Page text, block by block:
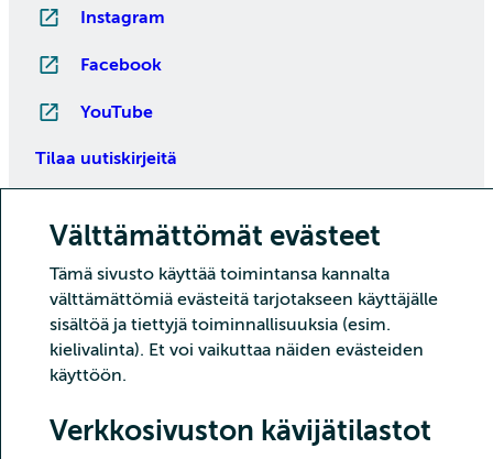
Välttämättömät evästeet
Tämä sivusto käyttää toimintansa kannalta
välttämättömiä evästeitä tarjotakseen käyttäjälle
sisältöä ja tiettyjä toiminnallisuuksia (esim.
kielivalinta). Et voi vaikuttaa näiden evästeiden
käyttöön.
Verkkosivuston kävijätilastot
Instagram
Facebook
YouTube
Tilaa uutiskirjeitä
Copyright CSC – Tieteen tietotekniikan keskus Oy
Tietoturva Tietosuoja
Evästeet ja kävijätilastointi